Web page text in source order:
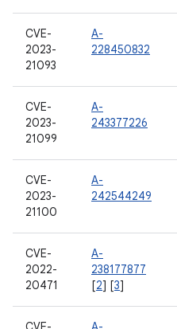
CVE-
2023-
21093
A-
228450832
CVE-
2023-
21099
A-
243377226
CVE-
2023-
21100
A-
242544249
CVE-
2022-
20471
A-
238177877
[2] [3]